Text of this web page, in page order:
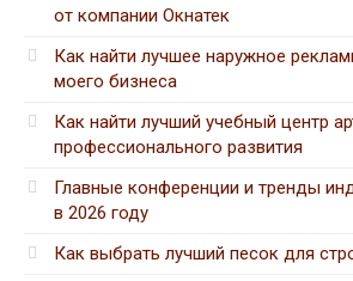
от компании Окнатек
Как найти лучшее наружное
моего бизнеса
Как найти лучший учебный центр
профессионального развития
Главные конференции и тренды
в 2026 году
Как выбрать лучший песок для